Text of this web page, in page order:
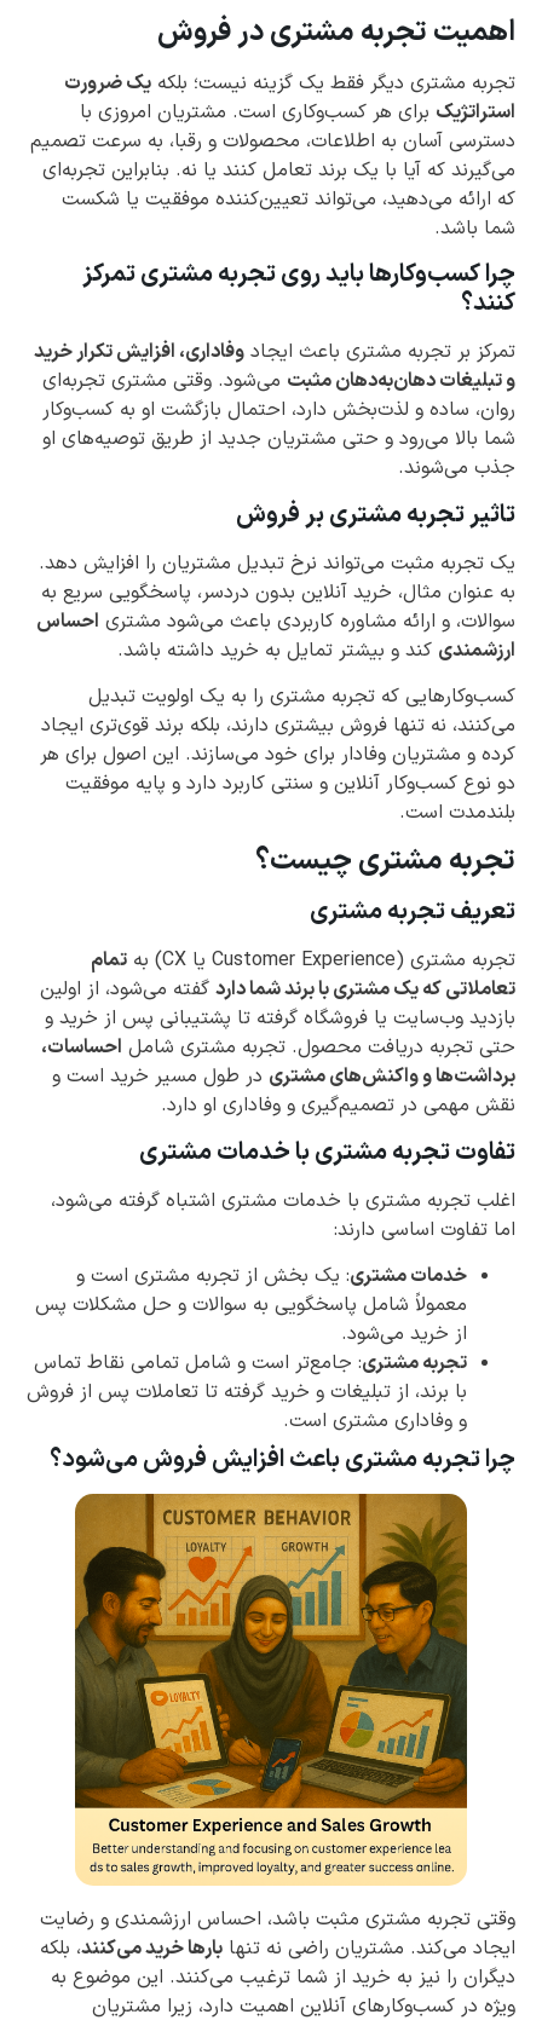
اهمیت تجربه مشتری در فروش
تجربه مشتری دیگر فقط یک گزینه نیست؛ بلکه یک ضرورت
استراتژیک برای هر کسب‌وکاری است. مشتریان امروزی با
دسترسی آسان به اطلاعات، محصولات و رقبا، به سرعت تصمیم
می‌گیرند که آیا با یک برند تعامل کنند یا نه. بنابراین تجربه‌ای
که ارائه می‌دهید، می‌تواند تعیین‌کننده موفقیت یا شکست
شما باشد.
چرا کسب‌وکارها باید روی تجربه مشتری تمرکز
کنند؟
تمرکز بر تجربه مشتری باعث ایجاد وفاداری، افزایش تکرار خرید
و تبلیغات دهان‌به‌دهان مثبت می‌شود. وقتی مشتری تجربه‌ای
روان، ساده و لذت‌بخش دارد، احتمال بازگشت او به کسب‌وکار
شما بالا می‌رود و حتی مشتریان جدید از طریق توصیه‌های او
جذب می‌شوند.
تاثیر تجربه مشتری بر فروش
یک تجربه مثبت می‌تواند نرخ تبدیل مشتریان را افزایش دهد.
به عنوان مثال، خرید آنلاین بدون دردسر، پاسخگویی سریع به
سوالات، و ارائه مشاوره کاربردی باعث می‌شود مشتری احساس
ارزشمندی کند و بیشتر تمایل به خرید داشته باشد.
کسب‌وکارهایی که تجربه مشتری را به یک اولویت تبدیل
می‌کنند، نه تنها فروش بیشتری دارند، بلکه برند قوی‌تری ایجاد
کرده و مشتریان وفادار برای خود می‌سازند. این اصول برای هر
دو نوع کسب‌وکار آنلاین و سنتی کاربرد دارد و پایه موفقیت
بلندمدت است.
تجربه مشتری چیست؟
تعریف تجربه مشتری
تجربه مشتری (Customer Experience یا CX) به
تمام
تعاملاتی که یک مشتری با برند شما دارد گفته می‌شود، از اولین
بازدید وب‌سایت یا فروشگاه گرفته تا پشتیبانی پس از خرید و
حتی تجربه دریافت محصول. تجربه مشتری شامل احساسات،
برداشت‌ها و واکنش‌های مشتری در طول مسیر خرید است و
نقش مهمی در تصمیم‌گیری و وفاداری او دارد.
تفاوت تجربه مشتری با خدمات مشتری
اغلب تجربه مشتری با خدمات مشتری اشتباه گرفته می‌شود،
اما تفاوت اساسی دارند:
خدمات مشتری: یک بخش از تجربه مشتری است و
معمولاً شامل پاسخگویی به سوالات و حل مشکلات پس
از خرید می‌شود.
تجربه مشتری: جامع‌تر است و شامل تمامی نقاط تماس
با برند، از تبلیغات و خرید گرفته تا تعاملات پس از فروش
و وفاداری مشتری است.
چرا تجربه مشتری باعث افزایش فروش می‌شود؟
وقتی تجربه مشتری مثبت باشد، احساس ارزشمندی و رضایت
ایجاد می‌کند. مشتریان راضی نه تنها بارها خرید می‌کنند، بلکه
دیگران را نیز به خرید از شما ترغیب می‌کنند. این موضوع به
ویژه در کسب‌وکارهای آنلاین اهمیت دارد، زیرا مشتریان